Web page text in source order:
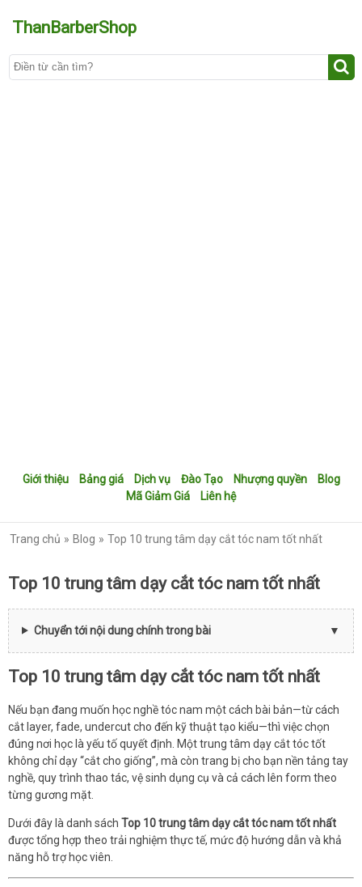
ThanBarberShop
Giới thiệu Bảng giá Dịch vụ Đào Tạo Nhượng quyền
Blog
Mã Giảm Giá
Liên hệ
Trang chủ Blog Top 10 trung tâm dạy cắt tóc nam tốt nhất
Top 10 trung tâm dạy cắt tóc nam tốt nhất
Chuyển tới nội dung chính trong bài
Top 10 trung tâm dạy cắt tóc nam tốt nhất
Nếu bạn đang muốn học nghề tóc nam một cách bài bản—từ cách
cắt layer, fade, undercut cho đến kỹ thuật tạo kiểu—thì việc chọn
đúng nơi học là yếu tố quyết định. Một trung tâm dạy cắt tóc tốt
không chỉ dạy “cắt cho giống”, mà còn trang bị cho bạn nền tảng tay
nghề, quy trình thao tác, vệ sinh dụng cụ và cả cách lên form theo
từng gương mặt.
Dưới đây là danh sách Top 10 trung tâm dạy cắt tóc nam tốt nhất
được tổng hợp theo trải nghiệm thực tế, mức độ hướng dẫn và khả
năng hỗ trợ học viên.